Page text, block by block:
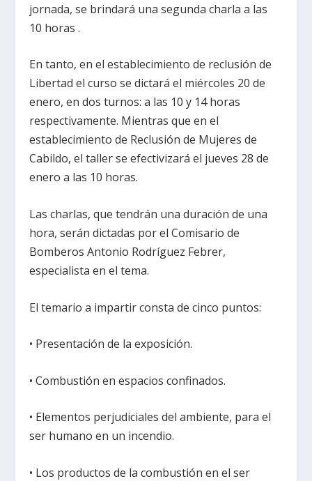
jornada, se brindará una segunda charla a las
10 horas .
En tanto, en el establecimiento de reclusión de
Libertad el curso se dictará el miércoles 20 de
enero, en dos turnos: a las 10 y 14 horas
respectivamente. Mientras que en el
establecimiento de Reclusión de Mujeres de
Cabildo, el taller se efectivizará el jueves 28 de
enero a las 10 horas.
Las charlas, que tendrán una duración de una
hora, serán dictadas por el Comisario de
Bomberos Antonio Rodríguez Febrer,
especialista en el tema.
El temario a impartir consta de cinco puntos:
• Presentación de la exposición.
• Combustión en espacios confinados.
• Elementos perjudiciales del ambiente, para el
ser humano en un incendio.
• Los productos de la combustión en el ser